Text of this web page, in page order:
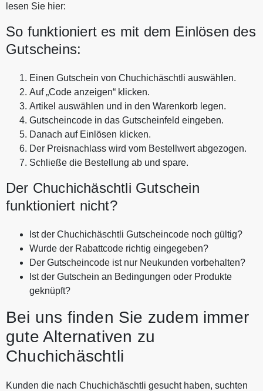
lesen Sie hier:
So funktioniert es mit dem Einlösen des
Gutscheins:
Einen Gutschein von Chuchichäschtli auswählen.
Auf „Code anzeigen“ klicken.
Artikel auswählen und in den Warenkorb legen.
Gutscheincode in das Gutscheinfeld eingeben.
Danach auf Einlösen klicken.
Der Preisnachlass wird vom Bestellwert abgezogen.
Schließe die Bestellung ab und spare.
Der Chuchichäschtli Gutschein
funktioniert nicht?
Ist der Chuchichäschtli Gutscheincode noch gültig?
Wurde der Rabattcode richtig eingegeben?
Der Gutscheincode ist nur Neukunden vorbehalten?
Ist der Gutschein an Bedingungen oder Produkte
geknüpft?
Bei uns finden Sie zudem immer
gute Alternativen zu
Chuchichäschtli
Kunden die nach Chuchichäschtli gesucht haben, suchten